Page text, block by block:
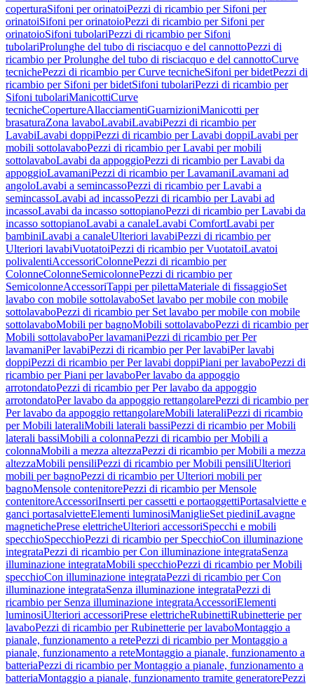
coperturaSifoni per orinatoiPezzi di ricambio per Sifoni per
orinatoiSifoni per orinatoioPezzi di ricambio per Sifoni per
orinatoioSifoni tubolariPezzi di ricambio per Sifoni
tubolariProlunghe del tubo di risciacquo e del cannottoPezzi di
ricambio per Prolunghe del tubo di risciacquo e del cannottoCurve
tecnichePezzi di ricambio per Curve tecnicheSifoni per bidetPezzi di
ricambio per Sifoni per bidetSifoni tubolariPezzi di ricambio per
Sifoni tubolariManicottiCurve
tecnicheCopertureAllacciamentiGuarnizioniManicotti per
brasaturaZona lavaboLavabiLavabiPezzi di ricambio per
LavabiLavabi doppiPezzi di ricambio per Lavabi doppiLavabi per
mobili sottolavaboPezzi di ricambio per Lavabi per mobili
sottolavaboLavabi da appoggioPezzi di ricambio per Lavabi da
appoggioLavamaniPezzi di ricambio per LavamaniLavamani ad
angoloLavabi a semincassoPezzi di ricambio per Lavabi a
semincassoLavabi ad incassoPezzi di ricambio per Lavabi ad
incassoLavabi da incasso sottopianoPezzi di ricambio per Lavabi da
incasso sottopianoLavabi a canaleLavabi ComfortLavabi per
bambiniLavabi a canaleUlteriori lavabiPezzi di ricambio per
Ulteriori lavabiVuotatoiPezzi di ricambio per VuotatoiLavatoi
polivalentiAccessoriColonnePezzi di ricambio per
ColonneColonneSemicolonnePezzi di ricambio per
SemicolonneAccessoriTappi per pilettaMateriale di fissaggioSet
lavabo con mobile sottolavaboSet lavabo per mobile con mobile
sottolavaboPezzi di ricambio per Set lavabo per mobile con mobile
sottolavaboMobili per bagnoMobili sottolavaboPezzi di ricambio per
Mobili sottolavaboPer lavamaniPezzi di ricambio per Per
lavamaniPer lavabiPezzi di ricambio per Per lavabiPer lavabi
doppiPezzi di ricambio per Per lavabi doppiPiani per lavaboPezzi di
ricambio per Piani per lavaboPer lavabo da appoggio
arrotondatoPezzi di ricambio per Per lavabo da appoggio
arrotondatoPer lavabo da appoggio rettangolarePezzi di ricambio per
Per lavabo da appoggio rettangolareMobili lateraliPezzi di ricambio
per Mobili lateraliMobili laterali bassiPezzi di ricambio per Mobili
laterali bassiMobili a colonnaPezzi di ricambio per Mobili a
colonnaMobili a mezza altezzaPezzi di ricambio per Mobili a mezza
altezzaMobili pensiliPezzi di ricambio per Mobili pensiliUlteriori
mobili per bagnoPezzi di ricambio per Ulteriori mobili per
bagnoMensole contenitorePezzi di ricambio per Mensole
contenitoreAccessoriInserti per cassetti e portaoggettiPortasalviette e
ganci portasalvietteElementi luminosiManiglieSet piediniLavagne
magnetichePrese elettricheUlteriori accessoriSpecchi e mobili
specchioSpecchioPezzi di ricambio per SpecchioCon illuminazione
integrataPezzi di ricambio per Con illuminazione integrataSenza
illuminazione integrataMobili specchioPezzi di ricambio per Mobili
specchioCon illuminazione integrataPezzi di ricambio per Con
illuminazione integrataSenza illuminazione integrataPezzi di
ricambio per Senza illuminazione integrataAccessoriElementi
luminosiUlteriori accessoriPrese elettricheRubinettiRubinetterie per
lavaboPezzi di ricambio per Rubinetterie per lavaboMontaggio a
pianale, funzionamento a retePezzi di ricambio per Montaggio a
pianale, funzionamento a reteMontaggio a pianale, funzionamento a
batteriaPezzi di ricambio per Montaggio a pianale, funzionamento a
batteriaMontaggio a pianale, funzionamento tramite generatorePezzi